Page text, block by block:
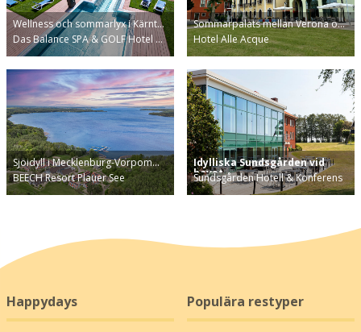
Wellness och sommarlyx i Kärnt…
Das Balance SPA & GOLF Hotel …
Sommarpalats mellan Verona o…
Hotel Alle Acque
Sjöidyll i Mecklenburg-Vorpom…
BEECH Resort Plauer See
Idylliska Sundsgården vid
havet
Sundsgården Hotell & Konferens
Happydays Populära restyper